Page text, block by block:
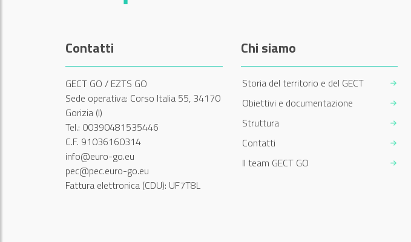
Contatti
GECT GO / EZTS GO
Sede operativa: Corso Italia 55, 34170
Gorizia (I)
Tel.: 00390481535446
C.F. 91036160314
info@euro-go.eu
pec@pec.euro-go.eu
Fattura elettronica (CDU): UF7T8L
Chi siamo
Storia del territorio e del GECT
Obiettivi e documentazione
Struttura
Contatti
Il team GECT GO